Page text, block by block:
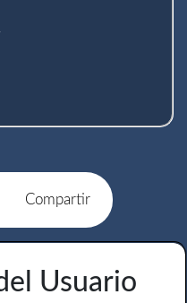
Compartir
Usuario